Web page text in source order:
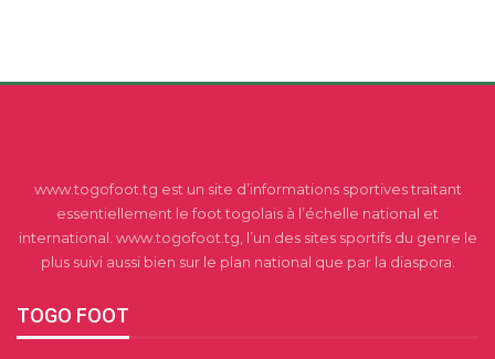
www.togofoot.tg est un site d’informations sportives traitant
essentiellement le foot togolais à l’échelle national et
international. www.togofoot.tg, l’un des sites sportifs du genre le
plus suivi aussi bien sur le plan national que par la diaspora.
TOGO FOOT